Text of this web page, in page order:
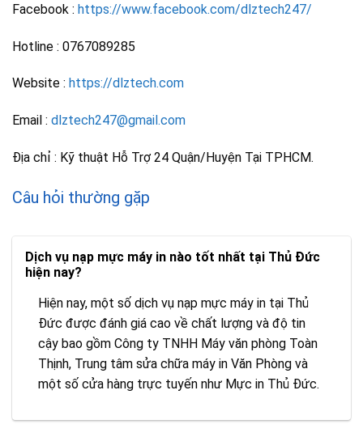
Facebook : https://www.facebook.com/dlztech247/
Hotline : 0767089285
Website : https://dlztech.com
Email : dlztech247@gmail.com
Địa chỉ : Kỹ thuật Hỗ Trợ 24 Quận/Huyện Tại TPHCM.
Câu hỏi thường gặp
Dịch vụ nạp mực máy in nào tốt nhất tại Thủ Đức
hiện nay?
Hiện nay, một số dịch vụ nạp mực máy in tại Thủ
Đức được đánh giá cao về chất lượng và độ tin
cậy bao gồm Công ty TNHH Máy văn phòng Toàn
Thịnh, Trung tâm sửa chữa máy in Văn Phòng và
một số cửa hàng trực tuyến như Mực in Thủ Đức.